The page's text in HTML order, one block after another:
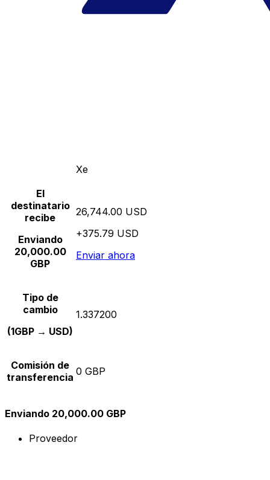
Xe
El
destinatario
recibe
Enviando
20,000.00
GBP
26,744.00 USD
+375.79 USD
Enviar ahora
Tipo de
cambio
(1GBP → USD)
1.337200
Comisión de
transferencia 0 GBP
Enviando 20,000.00 GBP
Proveedor